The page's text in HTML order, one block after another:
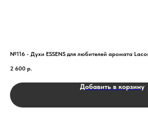
№116 - Духи ESSENS для любителей аромата
2 600 р.
Добавить в корзину